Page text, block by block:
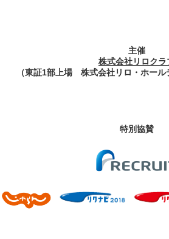
主催
株式会社リロクラ
（東証1部上場 株式会社リロ・ホール
特別協賛